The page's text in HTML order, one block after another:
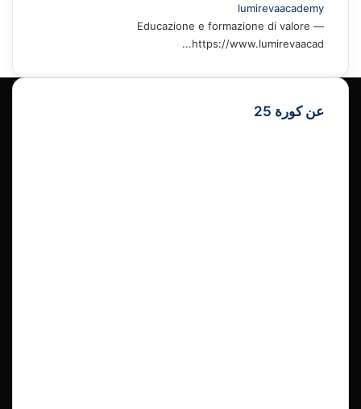
lumirevaacademy
Educazione e formazione di valore —
https://www.lumirevaacad...
عن كورة 25